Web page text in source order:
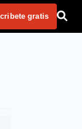
gratis